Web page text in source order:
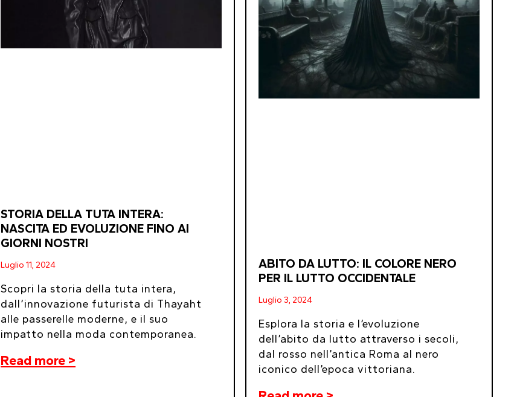
STORIA DELLA TUTA INTERA:
NASCITA ED EVOLUZIONE FINO AI
GIORNI NOSTRI
Luglio 11, 2024
Scopri la storia della tuta intera,
dall’innovazione futurista di Thayaht
alle passerelle moderne, e il suo
impatto nella moda contemporanea.
Read more >
ABITO DA LUTTO: IL COLORE NERO
PER IL LUTTO OCCIDENTALE
Luglio 3, 2024
Esplora la storia e l’evoluzione
dell’abito da lutto attraverso i secoli,
dal rosso nell’antica Roma al nero
iconico dell’epoca vittoriana.